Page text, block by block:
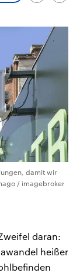
damit wir
/ imagebroker
daran:
heißer